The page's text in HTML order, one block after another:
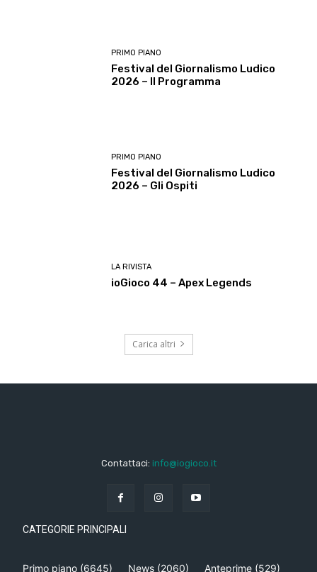
PRIMO PIANO
Festival del Giornalismo Ludico
2026 – Il Programma
PRIMO PIANO
Festival del Giornalismo Ludico
2026 – Gli Ospiti
LA RIVISTA
ioGioco 44 – Apex Legends
Carica altri
Contattaci: info@iogioco.it
CATEGORIE PRINCIPALI
Primo piano (6645) News (2060) Anteprime (529)